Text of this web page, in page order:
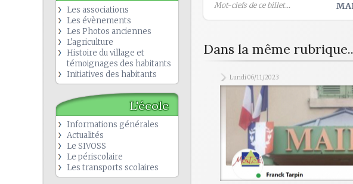
Les associations
Les évènements
Les Photos anciennes
L'agriculture
Histoire du village et
témoignages des habitants
Initiatives des habitants
L'école
Informations générales
Actualités
Le SIVOSS
Le périscolaire
Les transports scolaires
Mot-clefs de ce billet...
Dans la même
Lundi 06/11/2023